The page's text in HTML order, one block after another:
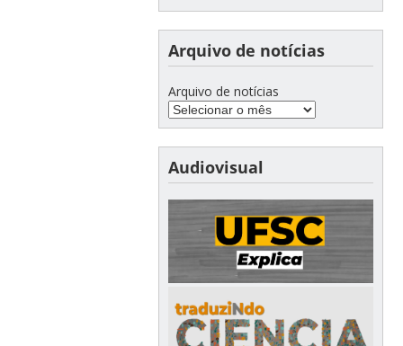
Arquivo de notícias
Arquivo de notícias
Audiovisual